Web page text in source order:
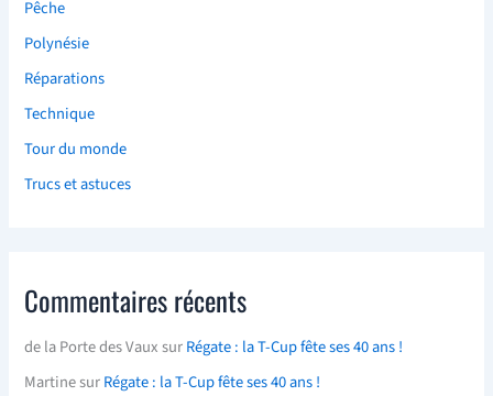
Pêche
Polynésie
Réparations
Technique
Tour du monde
Trucs et astuces
Commentaires récents
de la Porte des VauxsurRégate : la T-Cup fête ses 40 ans !
MartinesurRégate : la T-Cup fête ses 40 ans !